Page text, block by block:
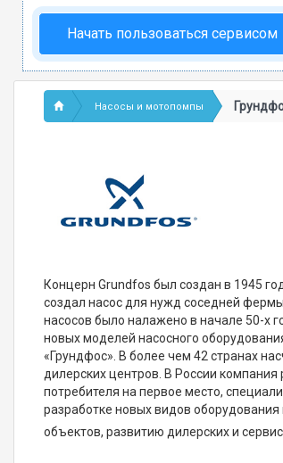
Начать пользоваться сервисом
Насосы и мотопомпы
Концерн Grundfos был создан в 1945
создал насос для нужд соседней
насосов было налажено в начале 50-х
новых моделей насосного
«Грундфос». В более чем 42 странах
дилерских центров. В России компания
потребителя на первое место,
разработке новых видов
объектов, развитию дилерских и